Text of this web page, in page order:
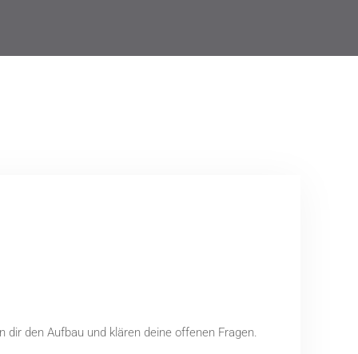
den Aufbau und klären deine offenen Fragen.